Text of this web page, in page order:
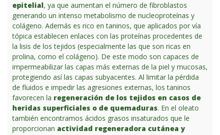
epitelial, ya que aumentan el número de fibroblastos
generando un intenso metabolismo de nucleoproteínas y
colágeno. Además es rico en taninos, que aplicados por vía
tópica establecen enlaces con las proteínas procedentes de
la lisis de los tejidos (especialmente las que son ricas en
prolina, como el colágeno). De este modo son capaces de
impermeabilizar las capas más externas de la piel y mucosas,
protegiendo así las capas subyacentes. Al limitar la pérdida
de fluidos e impedir las agresiones externas, los taninos
favorecen la regeneración de los tejidos en casos de
heridas superficiales o de quemaduras. En el oleato
también encontramos ácidos grasos insaturados que le
proporcionan actividad regeneradora cutánea y